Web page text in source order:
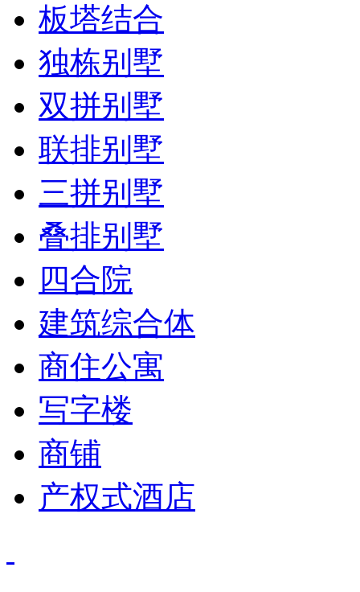
板塔结合
独栋别墅
双拼别墅
联排别墅
三拼别墅
叠排别墅
四合院
建筑综合体
商住公寓
写字楼
商铺
产权式酒店